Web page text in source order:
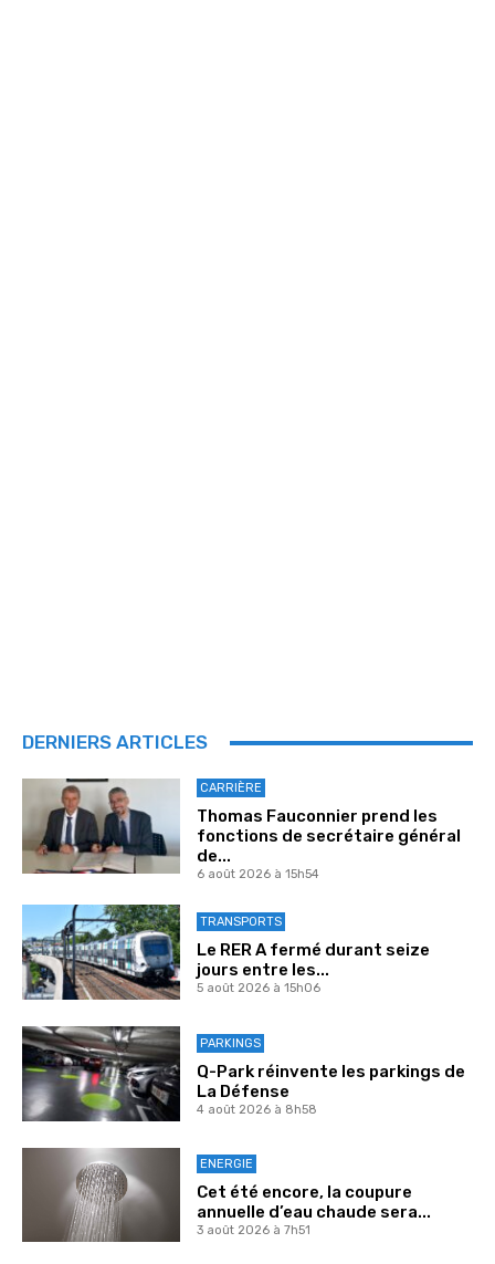
DERNIERS ARTICLES
CARRIÈRE
Thomas Fauconnier prend les
fonctions de secrétaire général
de...
6 août 2026 à 15h54
TRANSPORTS
Le RER A fermé durant seize
jours entre les...
5 août 2026 à 15h06
PARKINGS
Q-Park réinvente les parkings de
La Défense
4 août 2026 à 8h58
ENERGIE
Cet été encore, la coupure
annuelle d’eau chaude sera...
3 août 2026 à 7h51